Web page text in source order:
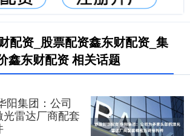
配资_股票配资鑫东财配资_集
鑫东财配资 相关话题
阳集团：公司
雷达厂商配套